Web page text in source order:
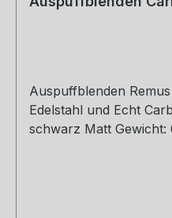
Auspuffblenden
Edelstahl und Echt
schwarz Matt Gewicht: